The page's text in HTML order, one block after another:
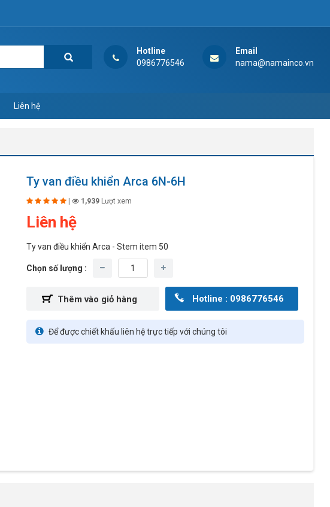
Hotline
0986776546
Email
nama@namainco.vn
Liên hệ
Ty van điều khiển Arca 6N-6H
1,939Lượt xem
Liên hệ
Ty van điều khiển Arca - Stem item 50
Chọn số lượng :
Hotline : 0986776546
Để được chiết khấu liên hệ trực tiếp với chúng tôi